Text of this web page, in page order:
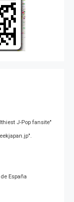
J-Pop fansite"
España